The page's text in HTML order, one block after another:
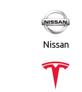
Nissan